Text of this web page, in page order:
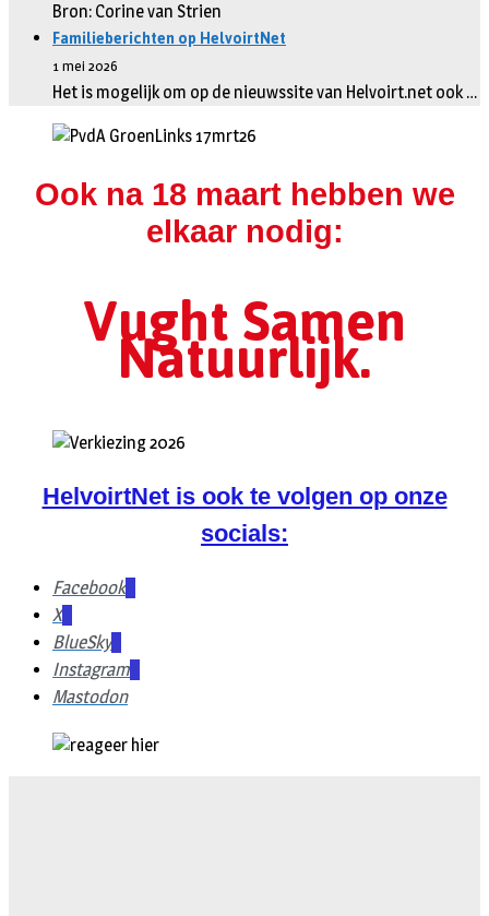
Bron: Corine van Strien
Familieberichten op HelvoirtNet
1 mei 2026
Het is mogelijk om op de nieuwssite van Helvoirt.net ook …
Ook na 18 maart hebben we
elkaar nodig:
Vught Samen
Natuurlijk.
HelvoirtNet is ook te volgen op onze
socials:
Facebook
X
BlueSky
Instagram
Mastodon